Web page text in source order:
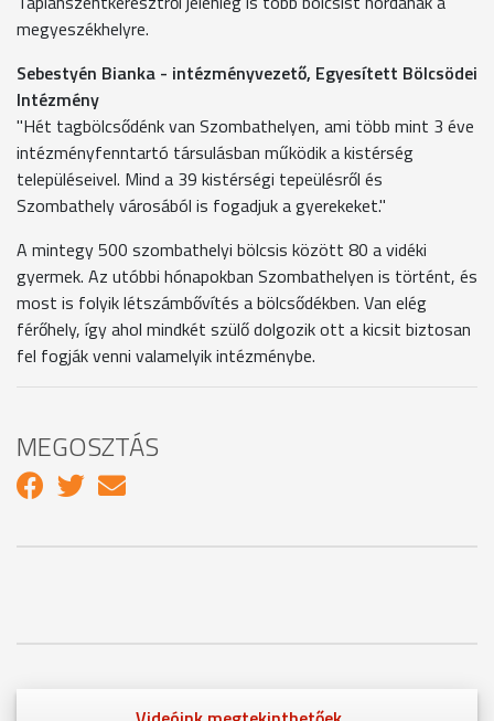
megyeszékhelyre.
Sebestyén Bianka - intézményvezető, Egyesített Bölcsödei
Intézmény
"Hét tagbölcsődénk van Szombathelyen, ami több mint 3 éve
intézményfenntartó társulásban működik a kistérség
településeivel. Mind a 39 kistérségi tepeülésről és
Szombathely városából is fogadjuk a gyerekeket."
A mintegy 500 szombathelyi bölcsis között 80 a vidéki
gyermek. Az utóbbi hónapokban Szombathelyen is történt, és
most is folyik létszámbővítés a bölcsődékben. Van elég
férőhely, így ahol mindkét szülő dolgozik ott a kicsit biztosan
fel fogják venni valamelyik intézménybe.
MEGOSZTÁS